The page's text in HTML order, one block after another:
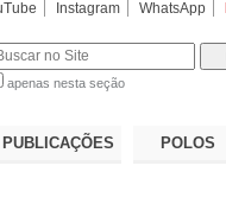
Instagram WhatsApp
apenas nesta seção
PUBLICAÇÕES POLOS